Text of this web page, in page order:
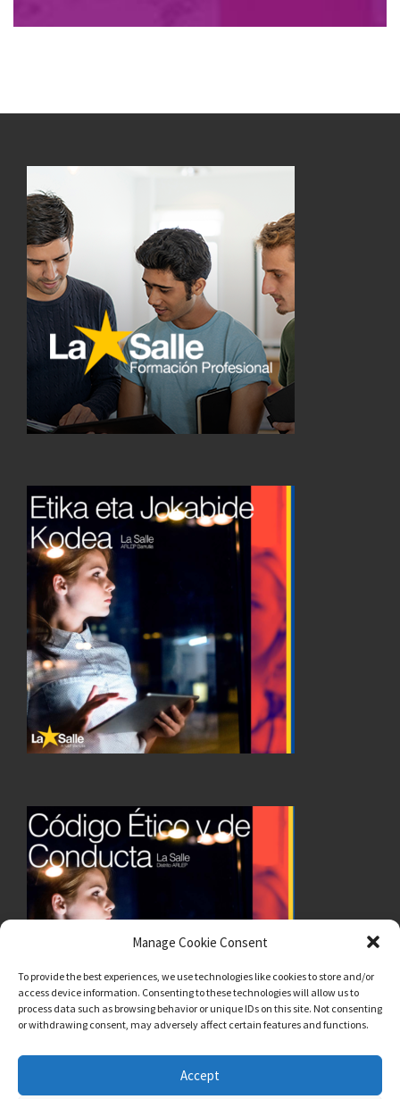
Manage Cookie Consent
To provide the best experiences, we use technologies like cookies to store and/or
access device information. Consenting to these technologies will allow us to
process data such as browsing behavior or unique IDs on this site. Not consenting
or withdrawing consent, may adversely affect certain features and functions.
Accept